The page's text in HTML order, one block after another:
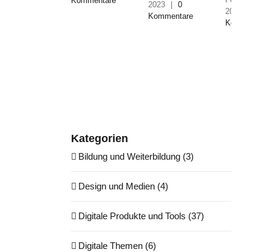
2023
0
Kommentare
2023
Kommentare
Kategorien
Bildung und Weiterbildung (3)
Design und Medien (4)
Digitale Produkte und Tools (37)
Digitale Themen (6)